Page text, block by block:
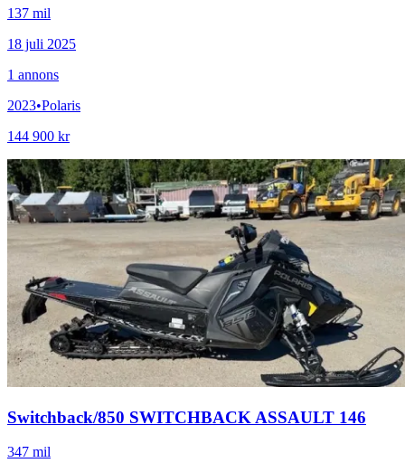
137 mil
18 juli 2025
1 annons
2023•Polaris
144 900 kr
Switchback/850 SWITCHBACK ASSAULT 146
347 mil